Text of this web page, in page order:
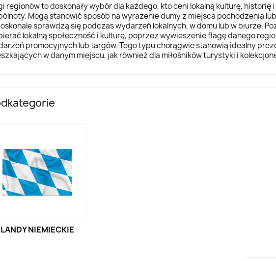
regionów to doskonały wybór dla każdego, kto ceni lokalną kulturę, historię
Mogą stanowić sposób na wyrażenie dumy z miejsca pochodzenia
sprawdzą się podczas wydarzeń lokalnych, w domu lub w biurze.
lokalną społeczność i kulturę, poprzez wywieszenie flagę danego
promocyjnych lub targów. Tego typu chorągwie stanowią idealny
w danym miejscu, jak również dla miłośników turystyki i
LANDY NIEMIECKIE